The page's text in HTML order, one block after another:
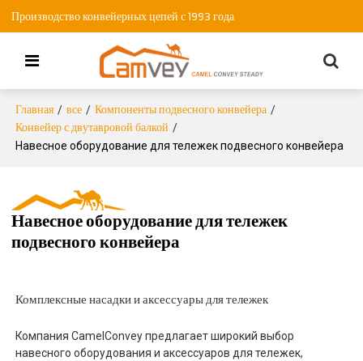
Производство конвейерных цепей с 1993 года
Главная / все / Компоненты подвесного конвейера /
Конвейер с двутавровой балкой /
Навесное оборудование для тележек подвесного конвейера
Навесное оборудование для тележек
подвесного конвейера
Комплексные насадки и аксессуары для тележек
Компания CamelConvey предлагает широкий выбор
навесного оборудования и аксессуаров для тележек,